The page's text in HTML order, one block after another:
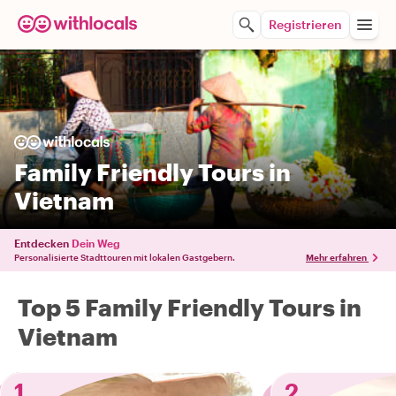
Registrieren
Family Friendly Tours in
Vietnam
Entdecken Dein Weg
Personalisierte Stadttouren mit lokalen Gastgebern. Mehr erfahren
Top 5 Family Friendly Tours in
Vietnam